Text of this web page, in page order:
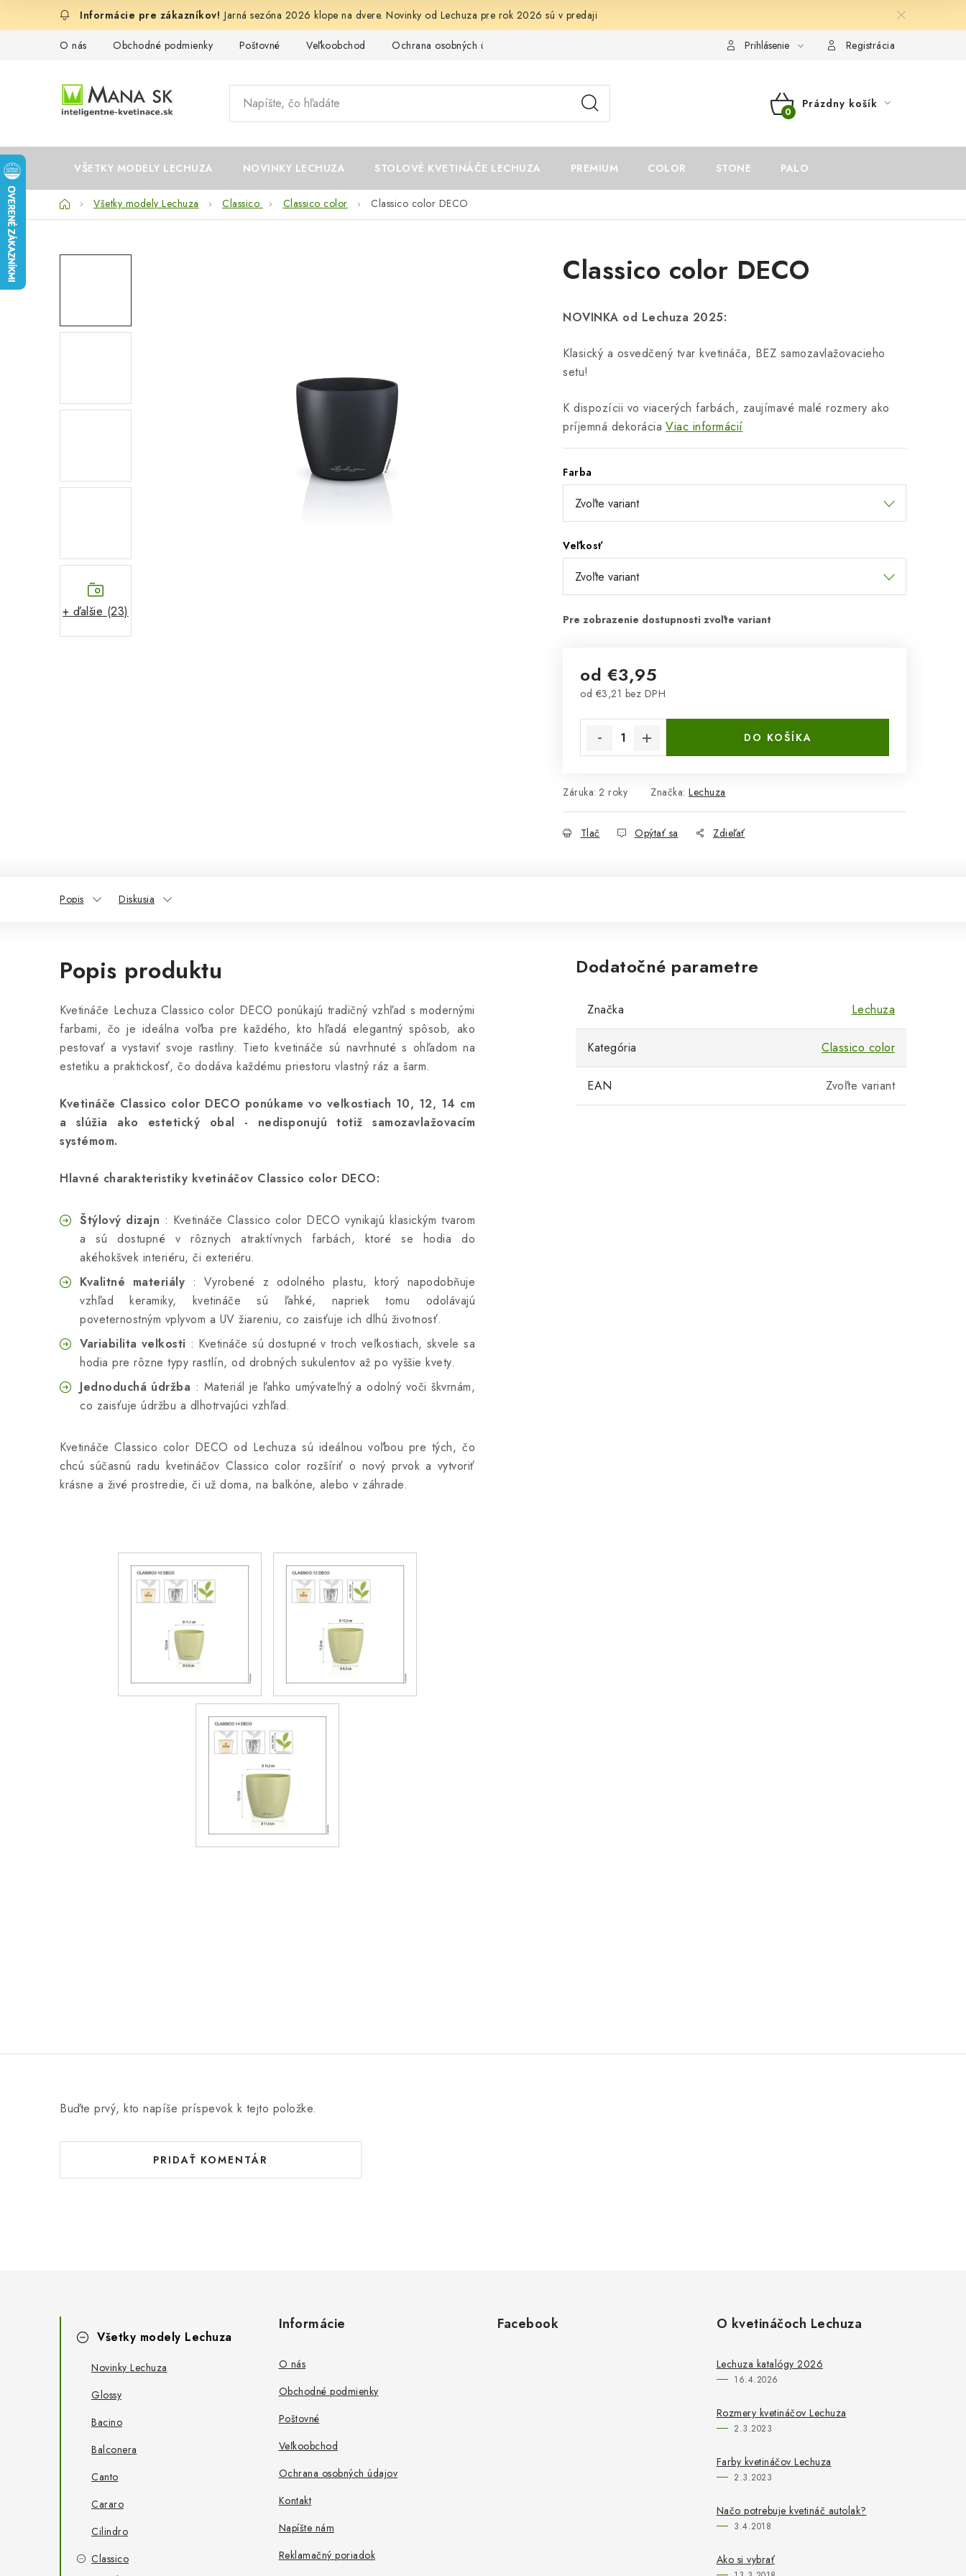
Jarná sezóna 2026 klope na dvere. Novinky od Lechuza pre rok 2026 sú v predaji
O nás Obchodné podmienky Poštovné Veľkoobchod Ochrana osobných údajov Reklamačný poriadok Odstúpenie od zmluvy
Prihlásenie Registrácia
NÁKUPNÝ
Prázdny košík
VŠETKY MODELY LECHUZA NOVINKY LECHUZA STOLOVÉ KVETINÁČE LECHUZA PREMIUM COLOR STONE PALO
DomovVšetky modely Lechuza Classico Classico color Classico color DECO
+ ďalšie (23)
Classico color DECO
NOVINKA od Lechuza 2025:
Klasický a osvedčený tvar kvetináča, BEZ samozavlažovacieho
setu!
K dispozícii vo viacerých farbách, zaujímavé malé rozmery ako
príjemná dekorácia Viac informácií
Farba
Veľkosť
od €3,95
od €3,21 bez DPH
DO KOŠÍKA
Záruka: 2 roky Značka: Lechuza
Tlač Opýtať sa Zdieľať
Popis Diskusia
Popis produktu
Kvetináče Lechuza Classico color DECO ponúkajú tradičný vzhľad s modernými
farbami, čo je ideálna voľba pre každého, kto hľadá elegantný spôsob, ako
pestovať a vystaviť svoje rastliny. Tieto kvetináče sú navrhnuté s ohľadom na
estetiku a praktickosť, čo dodáva každému priestoru vlastný ráz a šarm.
Kvetináče Classico color DECO ponúkame vo veľkostiach 10, 12, 14 cm
a slúžia ako estetický obal - nedisponujú totiž samozavlažovacím
systémom.
Hlavné charakteristiky kvetináčov Classico color DECO:
Štýlový dizajn : Kvetináče Classico color DECO vynikajú klasickým tvarom
a sú dostupné v rôznych atraktívnych farbách, ktoré se hodia do
akéhokšvek interiéru, či exteriéru.
Kvalitné materiály : Vyrobené z odolného plastu, ktorý napodobňuje
vzhľad keramiky, kvetináče sú ľahké, napriek tomu odolávajú
poveternostným vplyvom a UV žiareniu, co zaisťuje ich dlhú životnosť.
Variabilita veľkosti : Kvetináče sú dostupné v troch veľkostiach, skvele sa
hodia pre rôzne typy rastlín, od drobných sukulentov až po vyššie kvety.
Jednoduchá údržba : Materiál je ľahko umývateľný a odolný voči škvrnám,
co zaisťuje údržbu a dlhotrvajúci vzhľad.
Kvetináče Classico color DECO od Lechuza sú ideálnou voľbou pre tých, čo
chcú súčasnú radu kvetináčov Classico color rozšíriť o nový prvok a vytvoriť
krásne a živé prostredie, či už doma, na balkóne, alebo v záhrade.
Dodatočné parametre
Značka Lechuza
Kategória Classico color
EAN Zvoľte variant
Buďte prvý, kto napíše príspevok k tejto položke.
PRIDAŤ KOMENTÁR
kategórieVšetky modely Lechuza
Novinky Lechuza
Glossy
Bacino
Balconera
Canto
Cararo
Cilindro
Classico
Informácie
O nás
Obchodné podmienky
Poštovné
Veľkoobchod
Ochrana osobných údajov
Kontakt
Napíšte nám
Reklamačný poriadok
Facebook O kvetináčoch Lechuza
Lechuza katalógy 2026
16.4.2026
Rozmery kvetináčov Lechuza
2.3.2023
Farby kvetináčov Lechuza
2.3.2023
Načo potrebuje kvetináč autolak?
3.4.2018
Ako si vybrať